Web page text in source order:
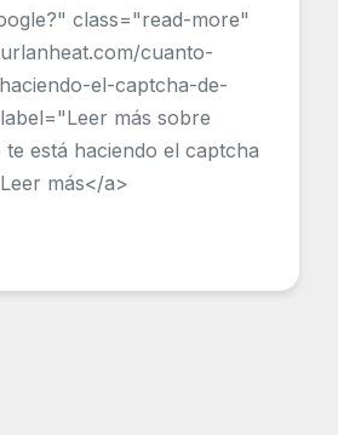
class="read-more"
cuanto-
el-captcha-de-
más sobre
te está haciendo el captcha
más</a>